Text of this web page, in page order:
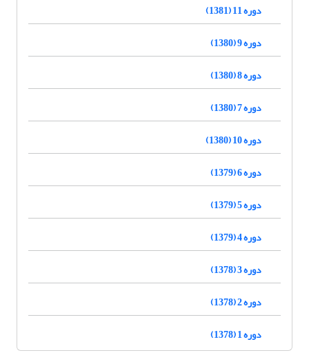
دوره 11 (1381)
دوره 9 (1380)
دوره 8 (1380)
دوره 7 (1380)
دوره 10 (1380)
دوره 6 (1379)
دوره 5 (1379)
دوره 4 (1379)
دوره 3 (1378)
دوره 2 (1378)
دوره 1 (1378)